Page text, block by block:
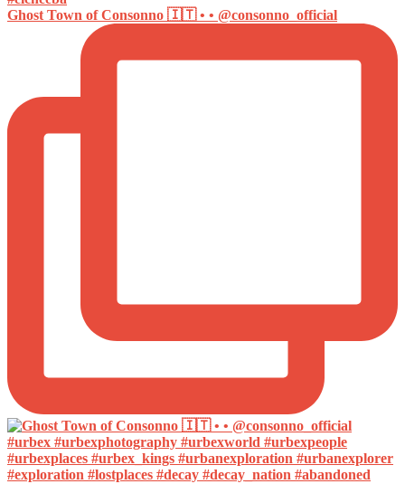
Ghost Town of Consonno 🇮🇹 • • @consonno_official